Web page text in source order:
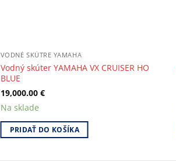
VODNÉ SKÚTRE YAMAHA
Vodný skúter YAMAHA VX CRUISER HO
BLUE
19,000.00 €
Na sklade
PRIDAŤ DO KOŠÍKA